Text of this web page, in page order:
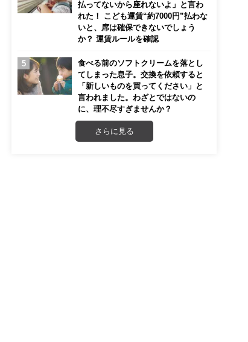
払ってないから座れないよ」と言わ
れた！ こども運賃“約7000円”払わな
いと、席は確保できないでしょう
か？ 運賃ルールを確認
食べる前のソフトクリームを落とし
てしまった息子。交換を依頼すると
「新しいものを買ってください」と
言われました。わざとではないの
に、理不尽すぎませんか？
さらに見る